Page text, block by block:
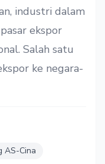
industri dalam
ekspor
Salah satu
ke negara-
AS-Cina